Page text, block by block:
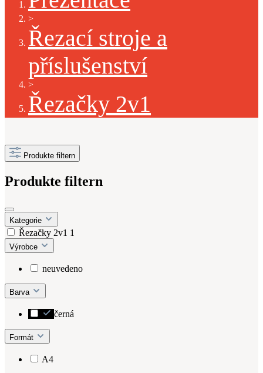
>
Řezací stroje a
příslušenství
>
Řezačky 2v1
Produkte filtern
Produkte filtern
Kategorie
Řezačky 2v1 1
Výrobce
neuvedeno
Barva
černá
Formát
A4